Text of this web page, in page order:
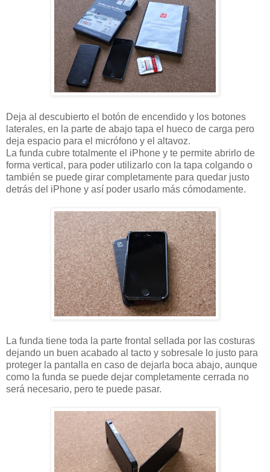
Deja al descubierto el botón de encendido y los botones
laterales, en la parte de abajo tapa el hueco de carga pero
deja espacio para el micrófono y el altavoz.
La funda cubre totalmente el iPhone y te permite abrirlo de
forma vertical, para poder utilizarlo con la tapa colgando o
también se puede girar completamente para quedar justo
detrás del iPhone y así poder usarlo más cómodamente.
La funda tiene toda la parte frontal sellada por las costuras
dejando un buen acabado al tacto y sobresale lo justo para
proteger la pantalla en caso de dejarla boca abajo, aunque
como la funda se puede dejar completamente cerrada no
será necesario, pero te puede pasar.